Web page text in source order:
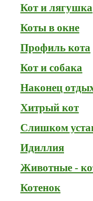
Кот и лягушка
Коты в окне
Профиль кота
Кот и собака
Наконец
Хитрый кот
Слишком
Идиллия
Животные -
Котенок